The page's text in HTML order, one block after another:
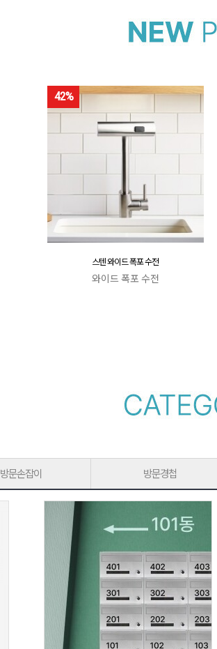
42%
스텐 와이드 폭포 수전
와이드 폭포 수전
방문손잡이 방문경첩